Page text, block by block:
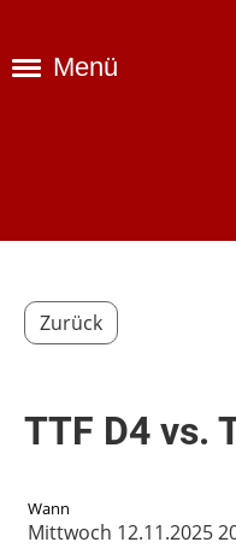
Menü
Zurück
TTF D4 vs.
Wann
Mittwoch 12.11.2025